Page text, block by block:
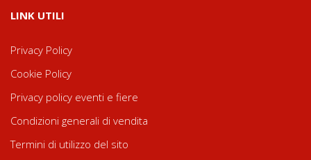
LINK UTILI
Privacy Policy
Cookie Policy
Privacy policy eventi e fiere
Condizioni generali di vendita
Termini di utilizzo del sito